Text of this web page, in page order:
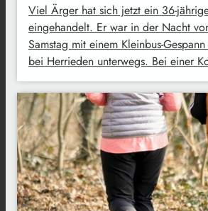
Viel Ärger hat sich jetzt ein 36-
eingehandelt. Er war in der Nacht
Samstag mit einem Kleinbus-
bei Herrieden unterwegs. Bei einer